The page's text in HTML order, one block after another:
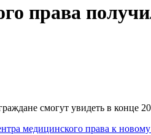
права
смогут увидеть в конце
медицинского права к